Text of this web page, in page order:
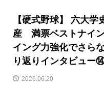
【硬式野球】 六大
産 満票ベストナイ
イング力強化でさら
り返りインタビュー⑭
2026.06.20